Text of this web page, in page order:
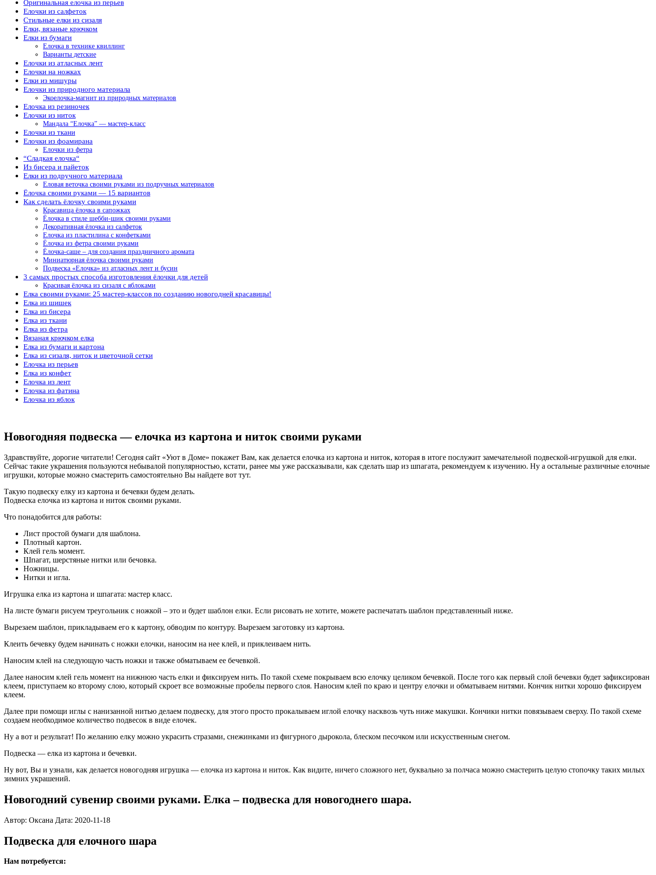
Оригинальная елочка из перьев
Елочки из салфеток
Стильные елки из сизаля
Елки, вязаные крючком
Елки из бумаги
Елочка в технике квиллинг
Варианты детские
Елочки из атласных лент
Елочки на ножках
Елки из мишуры
Елочки из природного материала
Экоелочка-магнит из природных материалов
Елочка из резиночек
Елочки из ниток
Мандала “Елочка” — мастер-класс
Елочки из ткани
Елочки из фоамирана
Елочки из фетра
“Сладкая елочка“
Из бисера и пайеток
Елки из подручного материала
Еловая веточка своими руками из подручных материалов
Ёлочка своими руками — 15 вариантов
Как сделать ёлочку своими руками
Красавица ёлочка в сапожках
Ёлочка в стиле шебби-шик своими руками
Декоративная ёлочка из салфеток
Елочка из пластилина с конфетками
Ёлочка из фетра своими руками
Ёлочка-саше – для создания праздничного аромата
Миниатюрная ёлочка своими руками
Подвеска «Елочка» из атласных лент и бусин
3 самых простых способа изготовления ёлочки для детей
Красивая ёлочка из сизаля с яблоками
Елка своими руками: 25 мастер-классов по созданию новогодней красавицы!
Елка из шишек
Елка из бисера
Елка из ткани
Елка из фетра
Вязаная крючком елка
Елка из бумаги и картона
Елка из сизаля, ниток и цветочной сетки
Елочка из перьев
Елка из конфет
Елочка из лент
Елочка из фатина
Елочка из яблок
Новогодняя подвеска — елочка из картона и ниток своими руками
Здравствуйте, дорогие читатели! Сегодня сайт «Уют в Доме» покажет Вам, как делается елочка из картона и ниток, которая в итоге послужит замечательной подвеской-игрушкой для елки.
Сейчас такие украшения пользуются небывалой популярностью, кстати, ранее мы уже рассказывали, как сделать шар из шпагата, рекомендуем к изучению. Ну а остальные различные елочные
игрушки, которые можно смастерить самостоятельно Вы найдете вот тут.
Такую подвеску елку из картона и бечевки будем делать.
Подвеска елочка из картона и ниток своими руками.
Что понадобится для работы:
Лист простой бумаги для шаблона.
Плотный картон.
Клей гель момент.
Шпагат, шерстяные нитки или бечовка.
Ножницы.
Нитки и игла.
Игрушка елка из картона и шпагата: мастер класс.
На листе бумаги рисуем треугольник с ножкой – это и будет шаблон елки. Если рисовать не хотите, можете распечатать шаблон представленный ниже.
Вырезаем шаблон, прикладываем его к картону, обводим по контуру. Вырезаем заготовку из картона.
Клеить бечевку будем начинать с ножки елочки, наносим на нее клей, и приклеиваем нить.
Наносим клей на следующую часть ножки и также обматываем ее бечевкой.
Далее наносим клей гель момент на нижнюю часть елки и фиксируем нить. По такой схеме покрываем всю елочку целиком бечевкой. После того как первый слой бечевки будет зафиксирован
клеем, приступаем ко второму слою, который скроет все возможные пробелы первого слоя. Наносим клей по краю и центру елочки и обматываем нитями. Кончик нитки хорошо фиксируем
клеем.
Далее при помощи иглы с нанизанной нитью делаем подвеску, для этого просто прокалываем иглой елочку насквозь чуть ниже макушки. Кончики нитки повязываем сверху. По такой схеме
создаем необходимое количество подвесок в виде елочек.
Ну а вот и результат! По желанию елку можно украсить стразами, снежинками из фигурного дырокола, блеском песочком или искусственным снегом.
Подвеска — елка из картона и бечевки.
Ну вот, Вы и узнали, как делается новогодняя игрушка — елочка из картона и ниток. Как видите, ничего сложного нет, буквально за полчаса можно смастерить целую стопочку таких милых
зимних украшений.
Новогодний сувенир своими руками. Елка – подвеска для новогоднего шара.
Автор: Оксана Дата: 2020-11-18
Подвеска для елочного шара
Нам потребуется: